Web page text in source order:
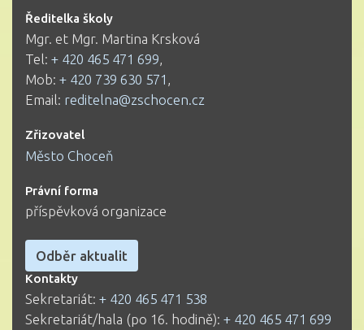
Ředitelka školy
Mgr. et Mgr. Martina Krsková
Tel: + 420 465 471 699,
Mob: + 420 739 630 571 ,
Email: reditelna@zschocen.cz
Zřizovatel
Město Choceň
Právní forma
příspěvková organizace
Odběr aktualit
Kontakty
Sekretariát: + 420 465 471 538
Sekretariát/hala (po 16. hodině): + 420 465 471 699